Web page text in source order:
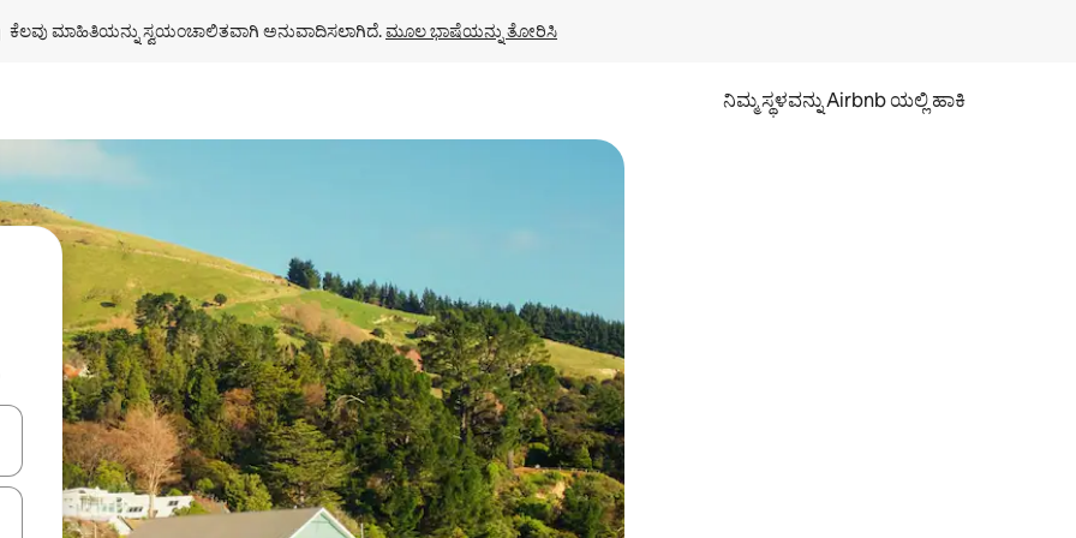
ಕೆಲವು ಮಾಹಿತಿಯನ್ನು ಸ್ವಯಂಚಾಲಿತವಾಗಿ ಅನುವಾದಿಸಲಾಗಿದೆ. ಮೂಲ ಭಾಷೆಯನ್ನು ತೋರಿಸಿ
ನಿಮ್ಮ ಸ್ಥಳವನ್ನು Airbnb ಯಲ್ಲಿ ಹಾಕಿ
ನ್ಯಾವಿಗೇಟ್ ಮಾಡಿ ಅಥವಾ ಸ್ಪರ್ಶ ಅಥವಾ ಸ್ವೈಪ್ ಗೆಸ್ಚರ್‌ಗಳ ಮೂಲಕ ಅನ್ವೇಷಿಸಿ.